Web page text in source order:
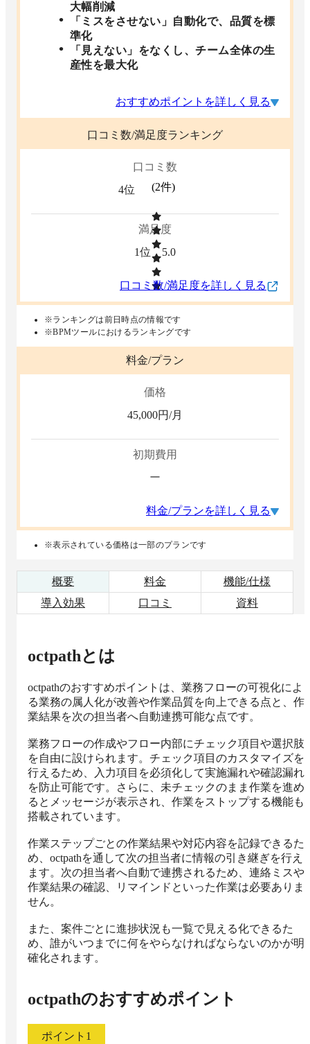
大幅削減
「ミスをさせない」自動化で、品質を標
準化
「見えない」をなくし、チーム全体の生
産性を最大化
おすすめポイントを詳しく見る
口コミ数/満足度ランキング
口コミ数
4位
(2件)
満足度
1位
5.0
口コミ数/満足度を詳しく見る
※ランキングは前日時点の情報です
※BPMツールにおけるランキングです
料金/プラン
価格
45,000円/月
初期費用
ー
料金/プランを詳しく見る
※表示されている価格は一部のプランです
概要 料金
機能/仕様
導入効果
口コミ 資料
octpathとは
octpathのおすすめポイントは、業務フローの可視化によ
る業務の属人化が改善や作業品質を向上できる点と、作
業結果を次の担当者へ自動連携可能な点です。
業務フローの作成やフロー内部にチェック項目や選択肢
を自由に設けられます。チェック項目のカスタマイズを
行えるため、入力項目を必須化して実施漏れや確認漏れ
を防止可能です。さらに、未チェックのまま作業を進め
るとメッセージが表示され、作業をストップする機能も
搭載されています。
作業ステップごとの作業結果や対応内容を記録できるた
め、octpathを通して次の担当者に情報の引き継ぎを行え
ます。次の担当者へ自動で連携されるため、連絡ミスや
作業結果の確認、リマインドといった作業は必要ありま
せん。
また、案件ごとに進捗状況も一覧で見える化できるた
め、誰がいつまでに何をやらなければならないのかが明
確化されます。
octpathのおすすめポイント
ポイント 1